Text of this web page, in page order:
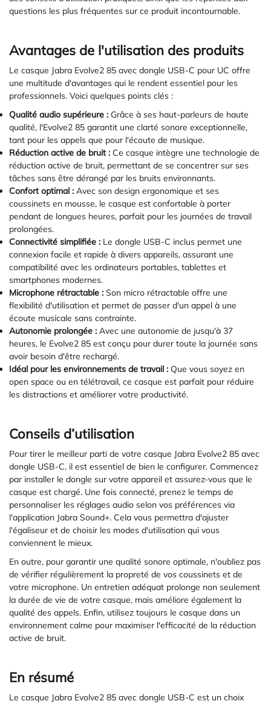
questions les plus fréquentes sur ce produit incontournable.
Avantages de l'utilisation des produits
Le casque Jabra Evolve2 85 avec dongle USB-C pour UC offre
une multitude d'avantages qui le rendent essentiel pour les
professionnels. Voici quelques points clés :
Qualité audio supérieure : Grâce à ses haut-parleurs de haute
qualité, l'Evolve2 85 garantit une clarté sonore exceptionnelle,
tant pour les appels que pour l'écoute de musique.
Réduction active de bruit : Ce casque intègre une technologie de
réduction active de bruit, permettant de se concentrer sur ses
tâches sans être dérangé par les bruits environnants.
Confort optimal : Avec son design ergonomique et ses
coussinets en mousse, le casque est confortable à porter
pendant de longues heures, parfait pour les journées de travail
prolongées.
Connectivité simplifiée : Le dongle USB-C inclus permet une
connexion facile et rapide à divers appareils, assurant une
compatibilité avec les ordinateurs portables, tablettes et
smartphones modernes.
Microphone rétractable : Son micro rétractable offre une
flexibilité d'utilisation et permet de passer d'un appel à une
écoute musicale sans contrainte.
Autonomie prolongée : Avec une autonomie de jusqu'à 37
heures, le Evolve2 85 est conçu pour durer toute la journée sans
avoir besoin d'être rechargé.
Idéal pour les environnements de travail : Que vous soyez en
open space ou en télétravail, ce casque est parfait pour réduire
les distractions et améliorer votre productivité.
Conseils d’utilisation
Pour tirer le meilleur parti de votre casque Jabra Evolve2 85 avec
dongle USB-C, il est essentiel de bien le configurer. Commencez
par installer le dongle sur votre appareil et assurez-vous que le
casque est chargé. Une fois connecté, prenez le temps de
personnaliser les réglages audio selon vos préférences via
l'application Jabra Sound+. Cela vous permettra d'ajuster
l'égaliseur et de choisir les modes d'utilisation qui vous
conviennent le mieux.
En outre, pour garantir une qualité sonore optimale, n'oubliez pas
de vérifier régulièrement la propreté de vos coussinets et de
votre microphone. Un entretien adéquat prolonge non seulement
la durée de vie de votre casque, mais améliore également la
qualité des appels. Enfin, utilisez toujours le casque dans un
environnement calme pour maximiser l'efficacité de la réduction
active de bruit.
En résumé
Le casque Jabra Evolve2 85 avec dongle USB-C est un choix